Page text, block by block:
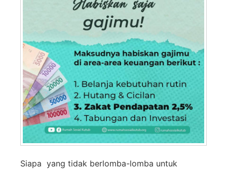
Siapa yang tidak berlomba-lomba untuk